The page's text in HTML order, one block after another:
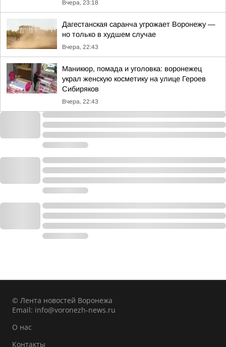
Вчера, 23:18
Дагестанская саранча угрожает Воронежу —
но только в худшем случае
Вчера, 22:43
Маникюр, помада и уголовка: воронежец
украл женскую косметику на улице Героев
Сибиряков
Вчера, 22:43
© Лента новостей Воронежа
Email: info@voronezh-news.ru
О нас
Контакты